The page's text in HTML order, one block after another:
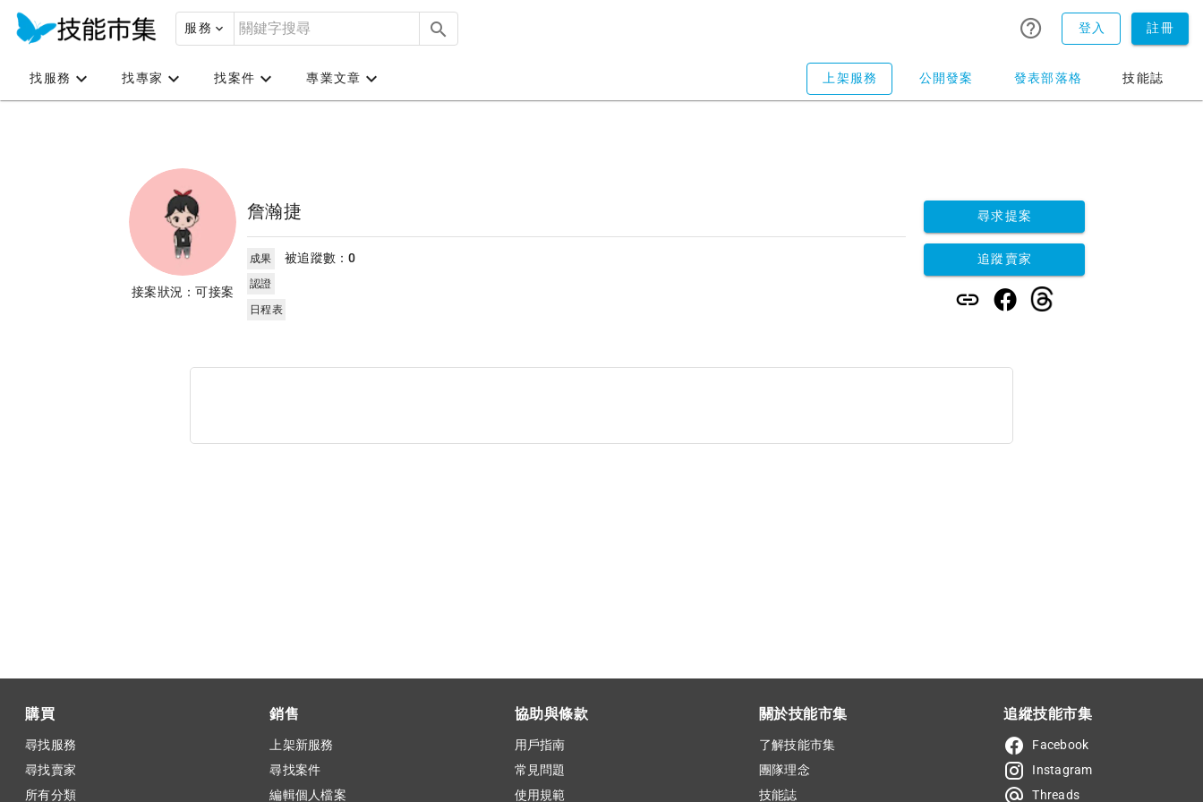
服務 登入 註冊
找服務 找專家 找案件 專業文章 上架服務 公開發案 發表部落格 技能誌
接案狀況：可接案
詹瀚捷
成果 被追蹤數：0
認證
日程表
尋求提案
追蹤賣家
購買
尋找服務
尋找賣家
所有分類
銷售
上架新服務
尋找案件
編輯個人檔案
協助與條款
用戶指南
常見問題
使用規範
關於技能市集
了解技能市集
團隊理念
技能誌
追縱技能市集
Facebook
Instagram
Threads